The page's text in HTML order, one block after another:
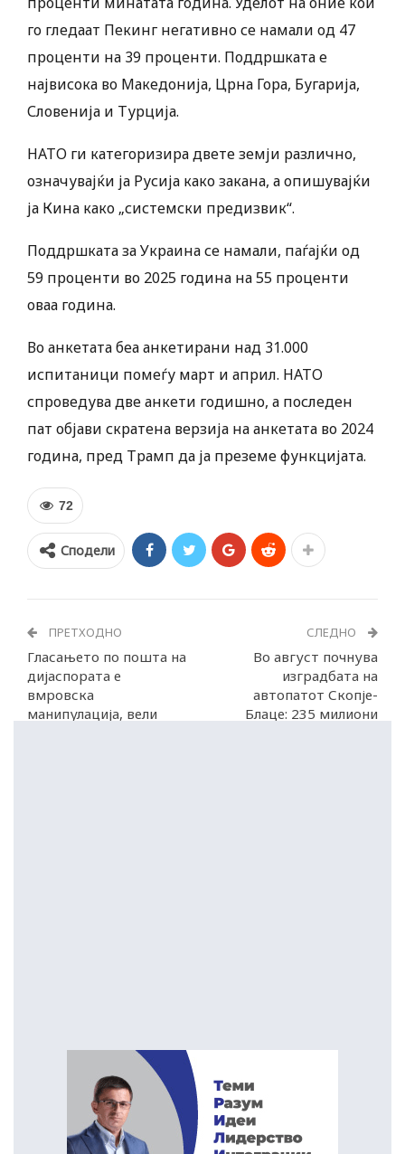
го гледаат Пекинг негативно се намали од 47
проценти на 39 проценти. Поддршката е
највисока во Македонија, Црна Гора, Бугарија,
Словенија и Турција.
НАТО ги категоризира двете земји различно,
означувајќи ја Русија како закана, а опишувајќи
ја Кина како „системски предизвик“.
Поддршката за Украина се намали, паѓајќи од
59 проценти во 2025 година на 55 проценти
оваа година.
Во анкетата беа анкетирани над 31.000
испитаници помеѓу март и април. НАТО
спроведува две анкети годишно, а последен
пат објави скратена верзија на анкетата во 2024
година, пред Трамп да ја преземе функцијата.
72
Сподели
ПРЕТХОДНО
Гласањето по пошта на
дијаспората е
вмровска
манипулација, вели
СЛЕДНО
Во август почнува
изградбата на
автопатот Скопје-
Блаце: 235 милиони